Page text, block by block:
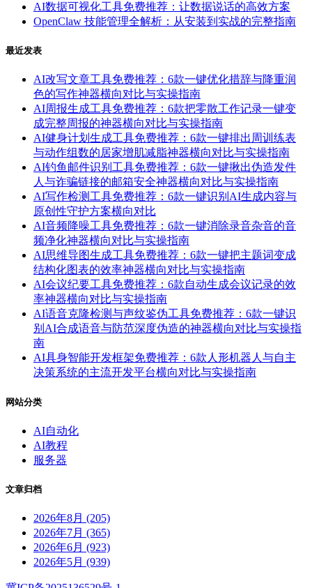
AI数据可视化工具免费推荐：让数据说话的高效方案
OpenClaw 技能管理全解析：从安装到实战的完整指南
最近发表
AI改写文章工具免费推荐：6款一键优化措辞与降重润
色的写作神器横向对比与实操指南
AI周报生成工具免费推荐：6款把零散工作记录一键变
成完整周报的神器横向对比与实操指南
AI健身计划生成工具免费推荐：6款一键排出周训练表
与动作组数的居家增肌减脂神器横向对比与实操指南
AI钓鱼邮件识别工具免费推荐：6款一键揪出伪造发件
人与诈骗链接的邮箱安全神器横向对比与实操指南
AI写作检测工具免费推荐：6款一键识别AI生成内容与
原创性守护方案横向对比
AI音频降噪工具免费推荐：6款一键消除录音杂音的音
频净化神器横向对比与实操指南
AI思维导图生成工具免费推荐：6款一键把主题词变成
结构化图表的效率神器横向对比与实操指南
AI会议纪要工具免费推荐：6款自动生成会议记录的效
率神器横向对比与实操指南
AI语音克隆检测与声纹鉴伪工具免费推荐：6款一键识
别AI合成语音与防范深度伪造的神器横向对比与实操指
南
AI具身智能开发框架免费推荐：6款人形机器人与自主
决策系统的主流开发平台横向对比与实操指南
网站分类
AI自动化
AI教程
服务器
文章归档
2026年8月 (205)
2026年7月 (365)
2026年6月 (923)
2026年5月 (939)